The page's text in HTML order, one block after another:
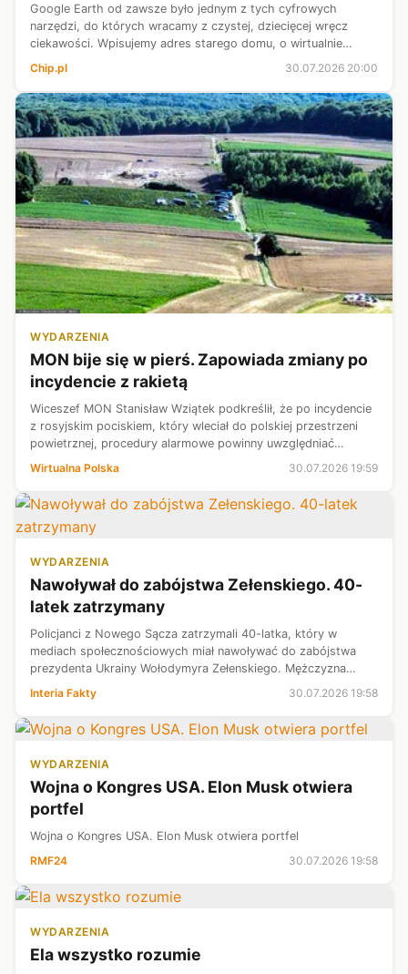
Google Earth od zawsze było jednym z tych cyfrowych
narzędzi, do których wracamy z czystej, dziecięcej wręcz
ciekawości. Wpisujemy adres starego domu, o wirtualnie
wielkich metropolii. Przez lata...
Chip.pl 30.07.2026 20:00
WYDARZENIA
MON bije się w pierś. Zapowiada zmiany po
incydencie z rakietą
Wiceszef MON Stanisław Wziątek podkreślił, że po incydencie
z rosyjskim pociskiem, który wleciał do polskiej przestrzeni
powietrznej, procedury alarmowe powinny uwzględniać
zagrożenia.
Wirtualna Polska 30.07.2026 19:59
WYDARZENIA
Nawoływał do zabójstwa Zełenskiego. 40-
latek zatrzymany
Policjanci z Nowego Sącza zatrzymali 40-latka, który w
mediach społecznościowych miał nawoływać do zabójstwa
prezydenta Ukrainy Wołodymyra Zełenskiego. Mężczyzna
Rzeczniczka małopolskiej po...
Interia Fakty 30.07.2026 19:58
WYDARZENIA
Wojna o Kongres USA. Elon Musk otwiera
portfel
Wojna o Kongres USA. Elon Musk otwiera portfel
RMF24
30.07.2026 19:58
WYDARZENIA
Ela wszystko rozumie